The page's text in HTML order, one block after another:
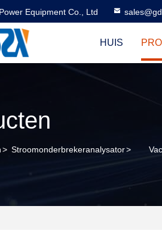
Equipment Co., Ltd
HUIS
> Stroomonderbrekeranalysator>